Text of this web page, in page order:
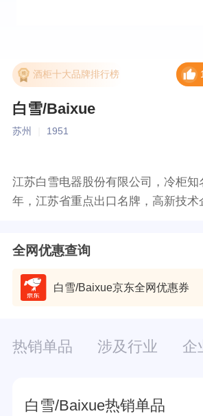
酒柜十大品牌排行榜
白雪/Baixue
苏州 1951
江苏白雪电器股份有限公司，冷柜知
年，江苏省重点出口名牌，高新技术
业。
全网优惠查询
白雪/Baixue京东全网优惠券
热销单品 涉及行业 企
白雪/Baixue热销单品